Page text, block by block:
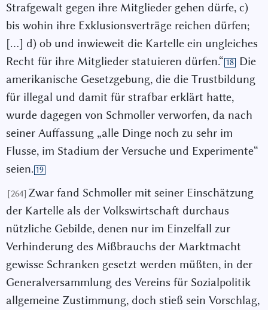
Strafgewalt gegen ihre Mitglieder gehen dürfe, c)
bis wohin ihre Exklusionsverträge reichen dürfen;
[…] d) ob und inwieweit die Kartelle ein ungleiches
Recht für ihre Mitglieder statuieren dürfen.“ 18
Die
amerikanische Gesetzgebung, die die Trustbildung
für illegal und damit für strafbar erklärt hatte,
wurde dagegen von Schmoller verworfen, da nach
seiner Auffassung „alle Dinge noch zu sehr im
Flusse, im Stadium der Versuche und Experimente“
seien. 19
[264] Zwar fand Schmoller mit seiner Einschätzung
der Kartelle als der Volkswirtschaft durchaus
nützliche Gebilde, denen nur im Einzelfall zur
Verhinderung des Mißbrauchs der Marktmacht
gewisse Schranken gesetzt werden müßten, in der
Generalversammlung des Vereins für Sozialpolitik
allgemeine Zustimmung, doch stieß sein Vorschlag,